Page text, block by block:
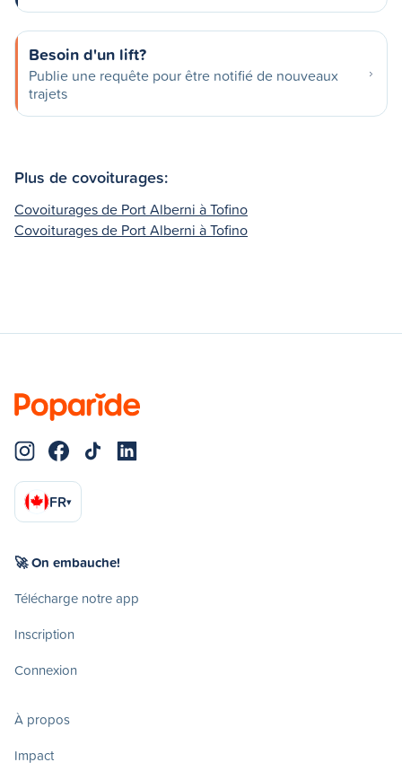
Besoin d'un lift?
Publie une requête pour être notifié de nouveaux
trajets
Plus de covoiturages:
Covoiturages de Port Alberni à Tofino
Covoiturages de Port Alberni à Tofino
FR▾
🚀 On embauche!
Télécharge notre app
Inscription
Connexion
À propos
Impact